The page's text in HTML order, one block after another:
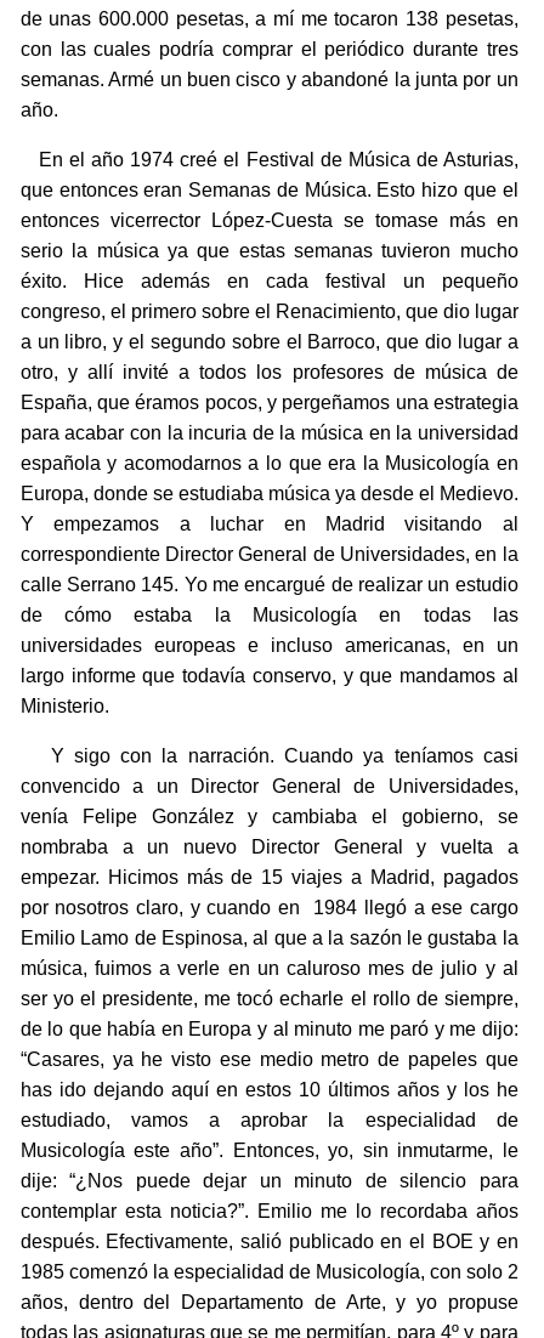
de unas 600.000 pesetas, a mí me tocaron 138 pesetas,
con las cuales podría comprar el periódico durante tres
semanas. Armé un buen cisco y abandoné la junta por un
año.
En el año 1974 creé el Festival de Música de Asturias,
que entonces eran Semanas de Música. Esto hizo que el
entonces vicerrector López-Cuesta se tomase más en
serio la música ya que estas semanas tuvieron mucho
éxito. Hice además en cada festival un pequeño
congreso, el primero sobre el Renacimiento, que dio lugar
a un libro, y el segundo sobre el Barroco, que dio lugar a
otro, y allí invité a todos los profesores de música de
España, que éramos pocos, y pergeñamos una estrategia
para acabar con la incuria de la música en la universidad
española y acomodarnos a lo que era la Musicología en
Europa, donde se estudiaba música ya desde el Medievo.
Y empezamos a luchar en Madrid visitando al
correspondiente Director General de Universidades, en la
calle Serrano 145. Yo me encargué de realizar un estudio
de cómo estaba la Musicología en todas las
universidades europeas e incluso americanas, en un
largo informe que todavía conservo, y que mandamos al
Ministerio.
Y sigo con la narración. Cuando ya teníamos casi
convencido a un Director General de Universidades,
venía Felipe González y cambiaba el gobierno, se
nombraba a un nuevo Director General y vuelta a
empezar. Hicimos más de 15 viajes a Madrid, pagados
por nosotros claro, y cuando en 1984 llegó a ese cargo
Emilio Lamo de Espinosa, al que a la sazón le gustaba la
música, fuimos a verle en un caluroso mes de julio y al
ser yo el presidente, me tocó echarle el rollo de siempre,
de lo que había en Europa y al minuto me paró y me dijo:
“Casares, ya he visto ese medio metro de papeles que
has ido dejando aquí en estos 10 últimos años y los he
estudiado, vamos a aprobar la especialidad de
Musicología este año”. Entonces, yo, sin inmutarme, le
dije: “¿Nos puede dejar un minuto de silencio para
contemplar esta noticia?”. Emilio me lo recordaba años
después. Efectivamente, salió publicado en el BOE y en
1985 comenzó la especialidad de Musicología, con solo 2
años, dentro del Departamento de Arte, y yo propuse
todas las asignaturas que se me permitían, para 4º y para